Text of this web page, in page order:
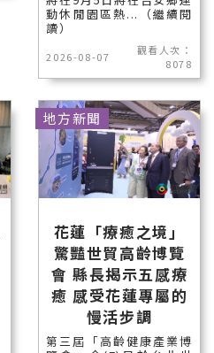
動休閒園區熱...（繼續閱
讀）
2026-08-07
觀看人次：
8078
花蓮「療癒之境」
驚豔世貿高齡博覽
會 縣長揭示五感療
癒 感受花蓮專屬的
慢活步調
第三屆「高齡健康產業博
地方新聞